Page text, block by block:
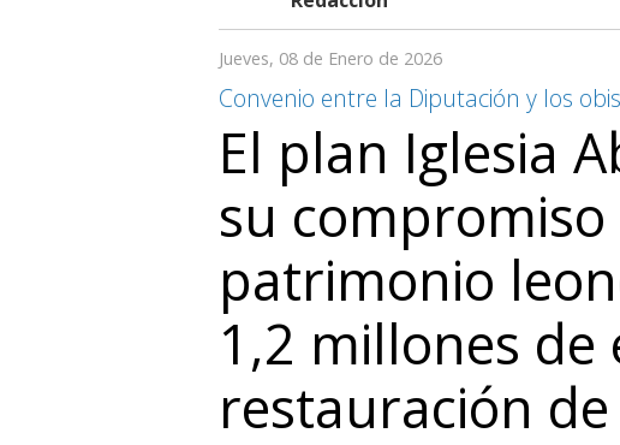
Jueves, 08 de Enero de 2026
Convenio entre la Diputación y los
El plan Iglesia
su compromiso
patrimonio
1,2 millones de
restauración